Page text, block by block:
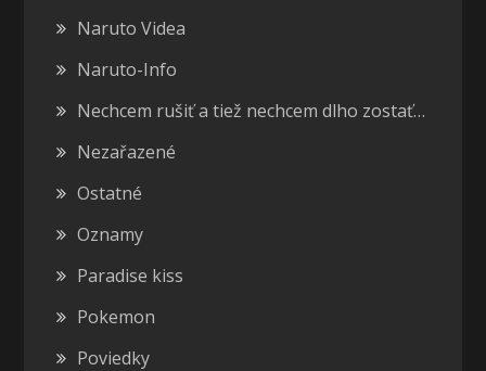
Naruto Videa
Naruto-Info
Nechcem rušiť a tiež nechcem dlho zostať…
Nezařazené
Ostatné
Oznamy
Paradise kiss
Pokemon
Poviedky